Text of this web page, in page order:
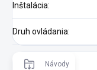
Inštalácia:
Druh ovládania:
Návody